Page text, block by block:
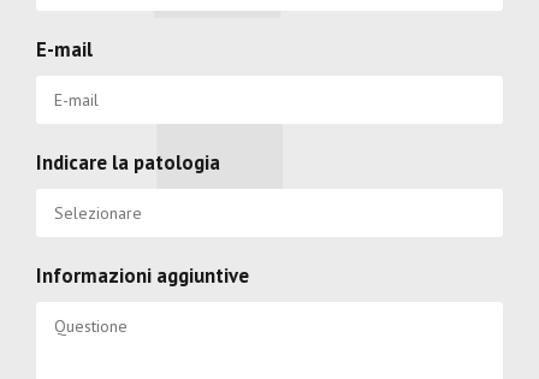
E-mail
Indicare la patologia
Informazioni aggiuntive